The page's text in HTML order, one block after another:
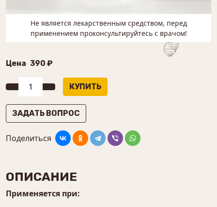
Не является лекарственным средством, перед
применением проконсультируйтесь с врачом!
Цена 390 ₽
ЗАДАТЬ ВОПРОС
Поделиться
ОПИСАНИЕ
Применяется при: